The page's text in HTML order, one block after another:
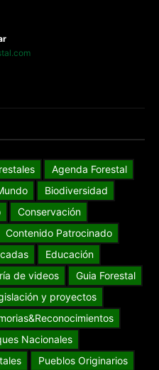
Agenda Forestal
Biodiversidad
Conservación
Contenido Patrocinado
Educación
de videos
Guia Forestal
y proyectos
Nacionales
Pueblos Originarios